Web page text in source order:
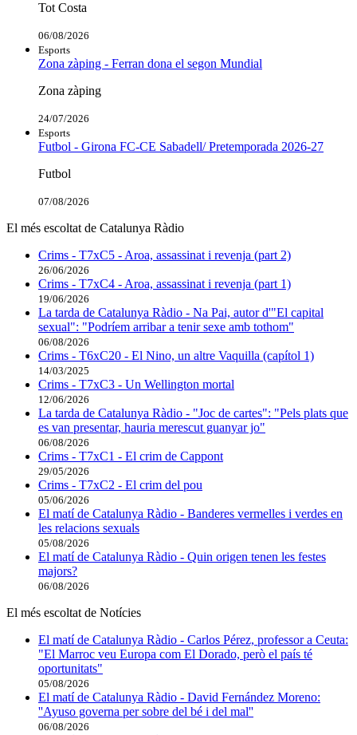
Tot Costa
06/08/2026
Esports
Zona zàping - Ferran dona el segon Mundial
Zona zàping
24/07/2026
Esports
Futbol - Girona FC-CE Sabadell/ Pretemporada 2026-27
Futbol
07/08/2026
El més escoltat de Catalunya Ràdio
Crims - T7xC5 - Aroa, assassinat i revenja (part 2)
26/06/2026
Crims - T7xC4 - Aroa, assassinat i revenja (part 1)
19/06/2026
La tarda de Catalunya Ràdio - Na Pai, autor d'"El capital
sexual": "Podríem arribar a tenir sexe amb tothom"
06/08/2026
Crims - T6xC20 - El Nino, un altre Vaquilla (capítol 1)
14/03/2025
Crims - T7xC3 - Un Wellington mortal
12/06/2026
La tarda de Catalunya Ràdio - "Joc de cartes": "Pels plats que
es van presentar, hauria merescut guanyar jo"
06/08/2026
Crims - T7xC1 - El crim de Cappont
29/05/2026
Crims - T7xC2 - El crim del pou
05/06/2026
El matí de Catalunya Ràdio - Banderes vermelles i verdes en
les relacions sexuals
05/08/2026
El matí de Catalunya Ràdio - Quin origen tenen les festes
majors?
06/08/2026
El més escoltat de Notícies
El matí de Catalunya Ràdio - Carlos Pérez, professor a Ceuta:
"El Marroc veu Europa com El Dorado, però el país té
oportunitats"
05/08/2026
El matí de Catalunya Ràdio - David Fernández Moreno:
''Ayuso governa per sobre del bé i del mal''
06/08/2026